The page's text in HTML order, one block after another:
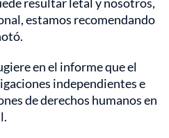
estamos recomendando
en el informe que el
independientes e
de derechos humanos en